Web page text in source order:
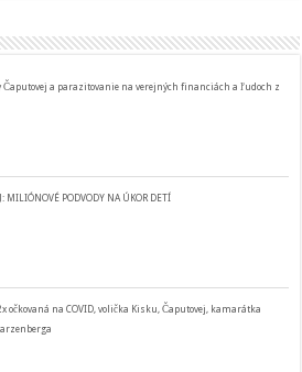
a parazitovanie na verejných financiách a ľudoch z
MILIÓNOVÉ PODVODY NA ÚKOR DETÍ
očkovaná na COVID, volička Kisku, Čaputovej, kamarátka